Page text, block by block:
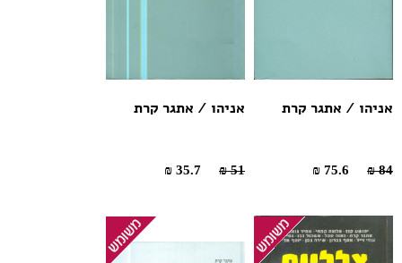
אניהו / אתגר קרת
84 ₪
אניהו / אתגר קרת
51 ₪